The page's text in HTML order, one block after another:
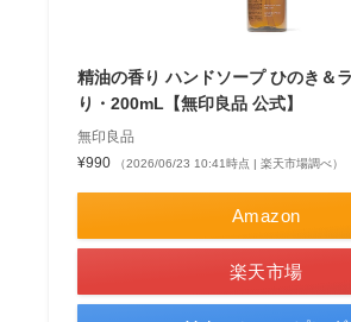
精油の香り ハンドソープ ひのき＆
り・200mL【無印良品 公式】
無印良品
¥990
（2026/06/23 10:41時点 | 楽天市場調べ）
Amazon
楽天市場